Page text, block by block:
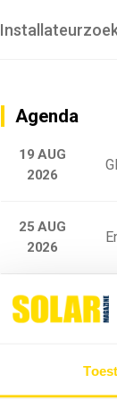
Agenda
19 AUG
2026
25 AUG
2026
25 AUG
2026
2026